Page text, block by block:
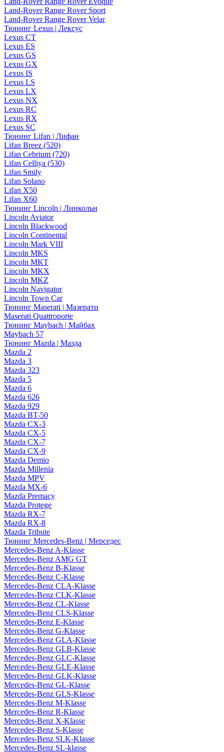
Land-Rover Range Rover Sport
Land-Rover Range Rover Velar
Тюнинг Lexus | Лексус
Lexus CT
Lexus ES
Lexus GS
Lexus GX
Lexus IS
Lexus LS
Lexus LX
Lexus NX
Lexus RC
Lexus RX
Lexus SC
Тюнинг Lifan | Лифан
Lifan Breez (520)
Lifan Cebrium (720)
Lifan Celliya (530)
Lifan Smily
Lifan Solano
Lifan X50
Lifan X60
Тюнинг Lincoln | Линкольн
Lincoln Aviator
Lincoln Blackwood
Lincoln Continental
Lincoln Mark VIII
Lincoln MKS
Lincoln MKT
Lincoln MKX
Lincoln MKZ
Lincoln Navigator
Lincoln Town Car
Тюнинг Maserati | Мазерати
Maserati Quattroporte
Тюнинг Maybach | Майбах
Maybach 57
Тюнинг Mazda | Мазда
Mazda 2
Mazda 3
Mazda 323
Mazda 5
Mazda 6
Mazda 626
Mazda 929
Mazda BT-50
Mazda CX-3
Mazda CX-5
Mazda CX-7
Mazda CX-9
Mazda Demio
Mazda Millenia
Mazda MPV
Mazda MX-6
Mazda Premacy
Mazda Protege
Mazda RX-7
Mazda RX-8
Mazda Tribute
Тюнинг Mercedes-Benz | Мерседес
Mercedes-Benz A-Klasse
Mercedes-Benz AMG GT
Mercedes-Benz B-Klasse
Mercedes-Benz C-Klasse
Mercedes-Benz CLA-Klasse
Mercedes-Benz CLK-Klasse
Mercedes-Benz CL-Klasse
Mercedes-Benz CLS-Klasse
Mercedes-Benz E-Klasse
Mercedes-Benz G-Klasse
Mercedes-Benz GLA-Klasse
Mercedes-Benz GLB-Klasse
Mercedes-Benz GLC-Klasse
Mercedes-Benz GLE-Klasse
Mercedes-Benz GLK-Klasse
Mercedes-Benz GL-Klasse
Mercedes-Benz GLS-Klasse
Mercedes-Benz M-Klasse
Mercedes-Benz R-Klasse
Mercedes-Benz X-Klasse
Mercedes-Benz S-Klasse
Mercedes-Benz SLK-Klasse
Mercedes-Benz SL-klasse